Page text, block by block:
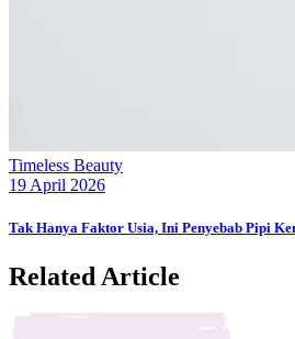
Timeless Beauty
19 April 2026
Tak Hanya Faktor Usia, Ini Penyebab Pipi
Related Article